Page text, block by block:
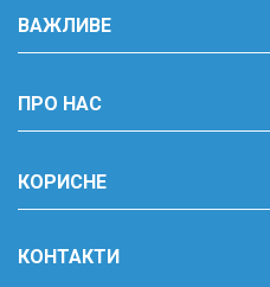
ВАЖЛИВЕ
ПРО НАС
КОРИСНЕ
КОНТАКТИ